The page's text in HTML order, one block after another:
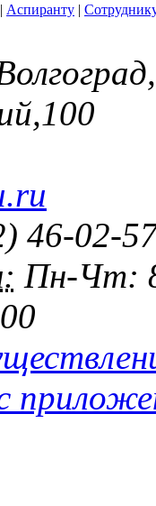
| Аспиранту |
46-02-
Пн-Чт: